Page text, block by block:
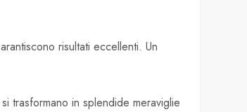
risultati eccellenti. Un
trasformano in splendide meraviglie